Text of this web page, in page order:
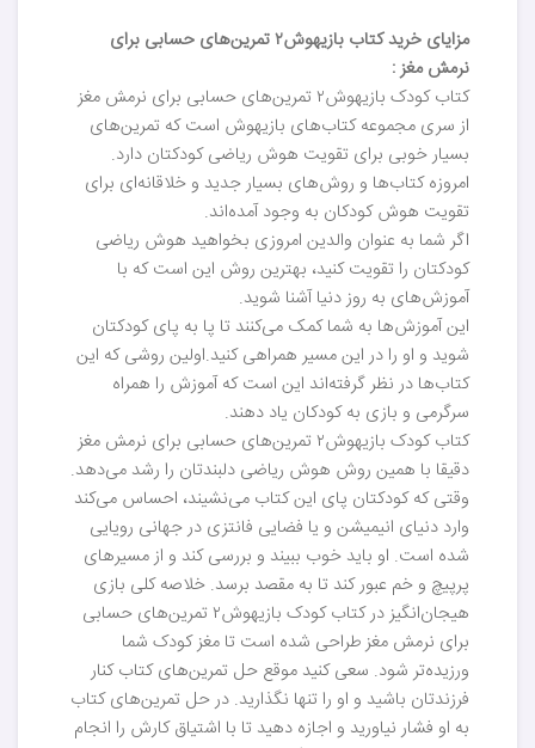
مزایای خرید کتاب بازیهوش۲ تمرین‌های حسابی برای
نرمش مغز :
کتاب کودک بازیهوش۲ تمرین‌های حسابی برای نرمش مغز
از سری مجموعه کتاب‌های بازیهوش است که تمرین‌های
بسیار خوبی برای تقویت هوش ریاضی کودکتان دارد.
امروزه کتاب‌ها و روش‌های بسیار جدید و خلاقانه‌ای برای
تقویت هوش کودکان به وجود آمده‌اند.
اگر شما به عنوان والدین امروزی بخواهید هوش ریاضی
کودکتان را تقویت کنید، بهترین روش این است که با
آموزش‌های به روز دنیا آشنا شوید.
این آموزش‌ها به شما کمک می‌کنند تا پا به پای کودکتان
شوید و او را در این مسیر همراهی کنید.اولین روشی که این
کتاب‌ها در نظر گرفته‌اند این است که آموزش را همراه
سرگرمی و بازی به کودکان یاد دهند.
کتاب کودک بازیهوش۲ تمرین‌های حسابی برای نرمش مغز
دقیقا با همین روش هوش ریاضی دلبندتان را رشد می‌دهد.
وقتی که کودکتان پای این کتاب می‌نشیند، احساس می‌کند
وارد دنیای انیمیشن و یا فضایی فانتزی در جهانی رویایی
شده است. او باید خوب ببیند و بررسی کند و از مسیرهای
پرپیچ و خم عبور کند تا به مقصد برسد. خلاصه کلی بازی
هیجان‌انگیز در کتاب کودک بازیهوش۲ تمرین‌های حسابی
برای نرمش مغز طراحی شده است تا مغز کودک شما
ورزیده‌تر شود. سعی کنید موقع حل تمرین‌های کتاب کنار
فرزندتان باشید و او را تنها نگذارید. در حل تمرین‌های کتاب
به او فشار نیاورید و اجازه دهید تا با اشتیاق کارش را انجام